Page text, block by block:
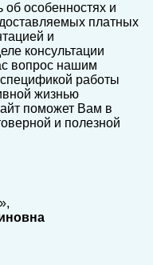
об особенностях и
платных
и
консультации
вопрос нашим
работы
жизнью
поможет Вам в
и полезной